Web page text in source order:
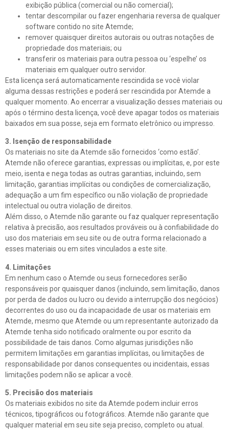
exibição pública (comercial ou não comercial);
tentar descompilar ou fazer engenharia reversa de qualquer
software contido no site Atemde;
remover quaisquer direitos autorais ou outras notações de
propriedade dos materiais; ou
transferir os materiais para outra pessoa ou ‘espelhe’ os
materiais em qualquer outro servidor.
Esta licença será automaticamente rescindida se você violar
alguma dessas restrições e poderá ser rescindida por Atemde a
qualquer momento. Ao encerrar a visualização desses materiais ou
após o término desta licença, você deve apagar todos os materiais
baixados em sua posse, seja em formato eletrônico ou impresso.
3. Isenção de responsabilidade
Os materiais no site da Atemde são fornecidos ‘como estão’.
Atemde não oferece garantias, expressas ou implícitas, e, por este
meio, isenta e nega todas as outras garantias, incluindo, sem
limitação, garantias implícitas ou condições de comercialização,
adequação a um fim específico ou não violação de propriedade
intelectual ou outra violação de direitos.
Além disso, o Atemde não garante ou faz qualquer representação
relativa à precisão, aos resultados prováveis ​​ou à confiabilidade do
uso dos materiais em seu site ou de outra forma relacionado a
esses materiais ou em sites vinculados a este site.
4. Limitações
Em nenhum caso o Atemde ou seus fornecedores serão
responsáveis ​​por quaisquer danos (incluindo, sem limitação, danos
por perda de dados ou lucro ou devido a interrupção dos negócios)
decorrentes do uso ou da incapacidade de usar os materiais em
Atemde, mesmo que Atemde ou um representante autorizado da
Atemde tenha sido notificado oralmente ou por escrito da
possibilidade de tais danos. Como algumas jurisdições não
permitem limitações em garantias implícitas, ou limitações de
responsabilidade por danos consequentes ou incidentais, essas
limitações podem não se aplicar a você.
5. Precisão dos materiais
Os materiais exibidos no site da Atemde podem incluir erros
técnicos, tipográficos ou fotográficos. Atemde não garante que
qualquer material em seu site seja preciso, completo ou atual.